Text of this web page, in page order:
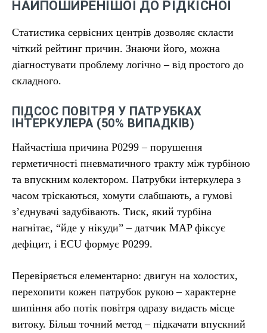
НАЙПОШИРЕНІШОЇ ДО РІДКІСНОЇ
Статистика сервісних центрів дозволяє скласти
чіткий рейтинг причин. Знаючи його, можна
діагностувати проблему логічно – від простого до
складного.
ПІДСОС ПОВІТРЯ У ПАТРУБКАХ
ІНТЕРКУЛЕРА (50% ВИПАДКІВ)
Найчастіша причина P0299 – порушення
герметичності пневматичного тракту між турбіною
та впускним колектором. Патрубки інтеркулера з
часом тріскаються, хомути слабшають, а гумові
з’єднувачі задубівають. Тиск, який турбіна
нагнітає, “йде у нікуди” – датчик MAP фіксує
дефіцит, і ECU формує P0299.
Перевіряється елементарно: двигун на холостих,
перехопити кожен патрубок рукою – характерне
шипіння або потік повітря одразу видасть місце
витоку. Більш точний метод – підкачати впускний